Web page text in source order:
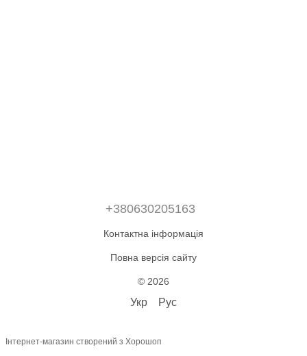
+380630205163
Контактна інформація
Повна версія сайту
© 2026
Укр Рус
Інтернет-магазин створений з Хорошоп